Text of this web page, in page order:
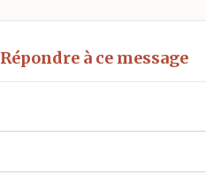
Répondre à ce message